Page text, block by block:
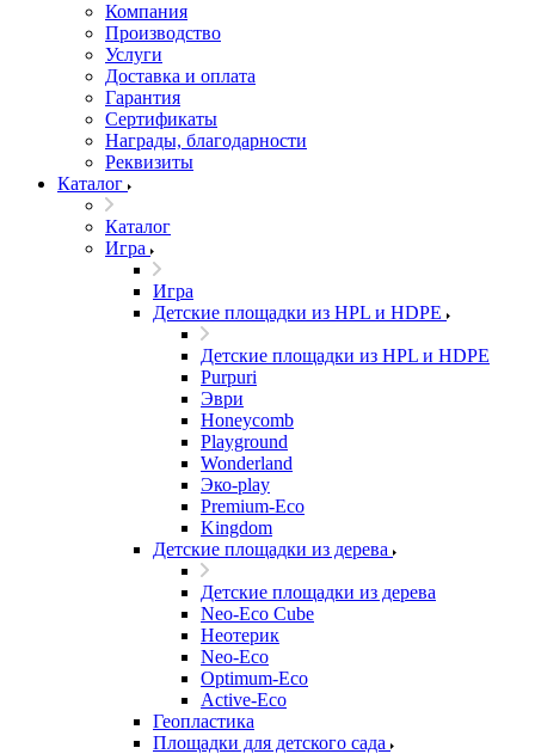
Компания
Производство
Услуги
Доставка и оплата
Гарантия
Сертификаты
Награды, благодарности
Реквизиты
Каталог
Каталог
Игра
Игра
Детские площадки из HPL и HDPE
Детские площадки из HPL и HDPE
Purpuri
Эври
Honeycomb
Playground
Wonderland
Эко-play
Premium-Eco
Kingdom
Детские площадки из дерева
Детские площадки из дерева
Neo-Eco Cube
Неотерик
Neo-Eco
Оptimum-Еco
Active-Eco
Геопластика
Площадки для детского сада